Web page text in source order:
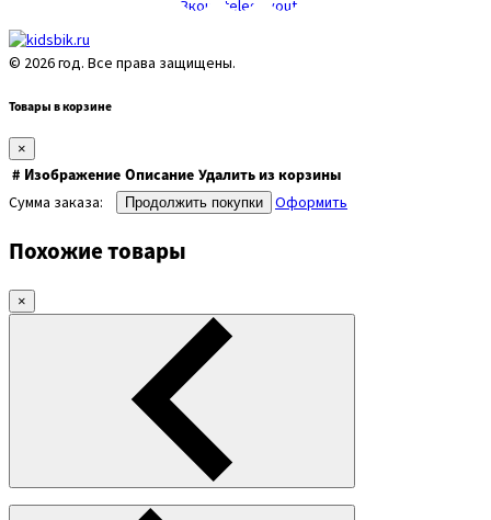
© 2026 год. Все права защищены.
Товары в корзине
×
# Изображение Описание Удалить из корзины
Сумма заказа:
Продолжить покупки Оформить
Похожие товары
×